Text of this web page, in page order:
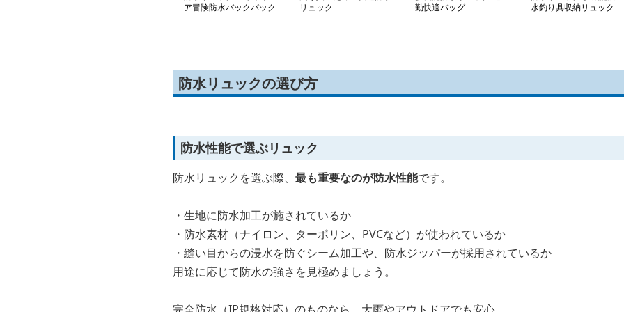
ア冒険防水バックパック
リュック
勤快適バッグ
水釣り具収納リュック
防水リュックの選び方
防水性能で選ぶリュック
防水リュックを選ぶ際、 最も重要なのが防水性能です。
・生地に防水加工が施されているか
・防水素材（ナイロン、ターポリン、PVCなど）が使われているか
・縫い目からの浸水を防ぐシーム加工や、防水ジッパーが採用されているか
用途に応じて防水の強さを見極めましょう。